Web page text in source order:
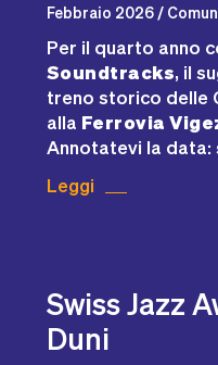
Febbraio 2026 /
Per il quarto anno
Soundtracks, il
treno storico delle
alla Ferrovia
Annotatevi la data:
Leggi
Swiss Jazz
Duni